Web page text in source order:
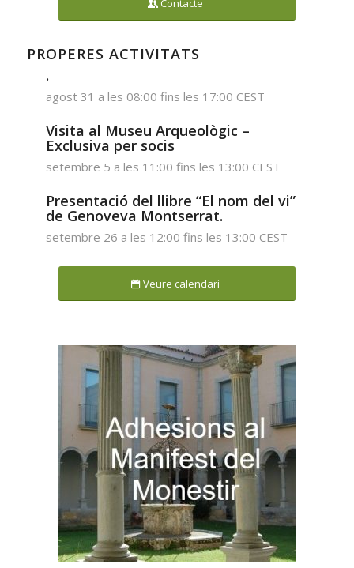
Contacte
PROPERES ACTIVITATS
.
agost 31 a les 08:00 fins les 17:00 CEST
Visita al Museu Arqueològic –
Exclusiva per socis
setembre 5 a les 11:00 fins les 13:00 CEST
Presentació del llibre “El nom del vi”
de Genoveva Montserrat.
setembre 26 a les 12:00 fins les 13:00 CEST
Veure calendari